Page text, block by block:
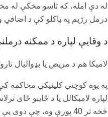
له دې امله، که تاسو مخکې له
درمل رژیم په ټاکلو کې د
د وقایې لپاره د ممکنه
لامیکا هم د مریض یا بډوالیال
څخه تر 40 پورې وه،